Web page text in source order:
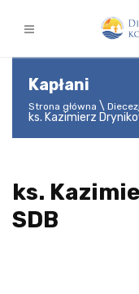
Kapłani
Strona główna
ks. Kazimierz
ks.
SDB